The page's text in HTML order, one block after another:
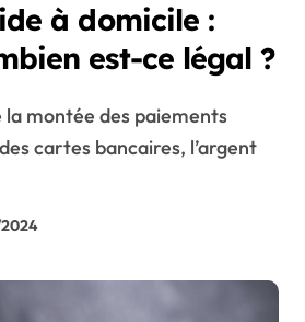
à domicile :
est-ce légal ?
cartes bancaires, l’argent